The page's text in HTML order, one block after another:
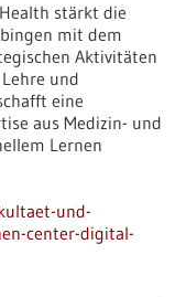
stärkt die
mit dem
Aktivitäten
und
eine
aus Medizin- und
Lernen
und-
center-digital-